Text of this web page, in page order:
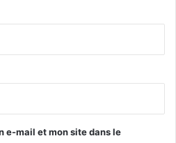
e-mail et mon site dans le